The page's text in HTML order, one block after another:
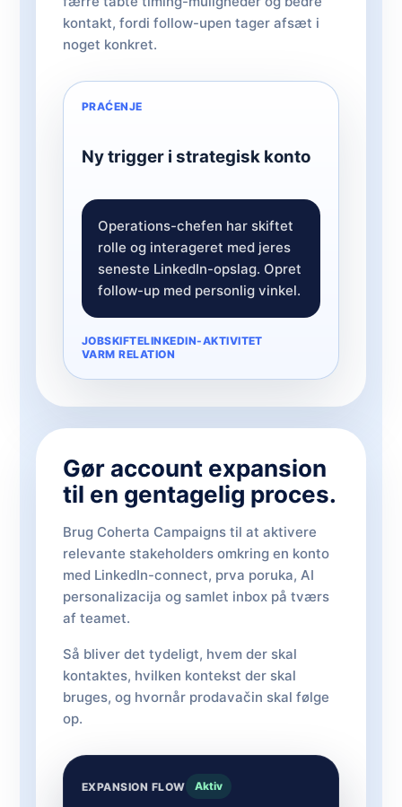
kontakt, fordi follow-upen tager afsæt i
noget konkret.
PRAĆENJE
Ny trigger i strategisk konto
Operations-chefen har skiftet
rolle og interageret med jeres
seneste LinkedIn-opslag. Opret
follow-up med personlig vinkel.
JOBSKIFTELINKEDIN-AKTIVITET
VARM RELATION
Gør account expansion
til en gentagelig proces.
Brug Coherta Campaigns til at aktivere
relevante stakeholders omkring en konto
med LinkedIn-connect, prva poruka, AI
personalizacija og samlet inbox på tværs
af teamet.
Så bliver det tydeligt, hvem der skal
kontaktes, hvilken kontekst der skal
bruges, og hvornår prodavačin skal følge
op.
EXPANSION FLOW Aktiv